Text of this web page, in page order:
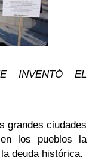
INVENTÓ EL
grandes ciudades
los pueblos la
deuda histórica.